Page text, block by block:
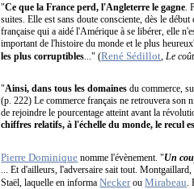
"Ce que la France perd, l'Angleterre le gagne .
suites. Elle est sans doute consciente, dès le
française qui a aidé l'Amérique à se libérer, elle
important de l'histoire du monde et le plus
les plus corruptibles ..." (René Sédillot Le
"Ainsi, dans tous les domaines du commerce,
(p. 222) Le commerce français ne retrouvera son
de rejoindre le pourcentage atteint avant la
chiffres relatifs, à l'échelle du monde, le recul
Pierre Dominique nomme l'évènement. "Un
... Et d'ailleurs, l'adversaire sait tout.
Staël, laquelle en informaNeckerouMirabeau